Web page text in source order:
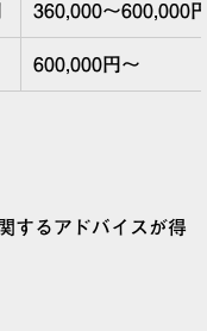
360,000〜600,000
600,000円〜
するアドバイスが得